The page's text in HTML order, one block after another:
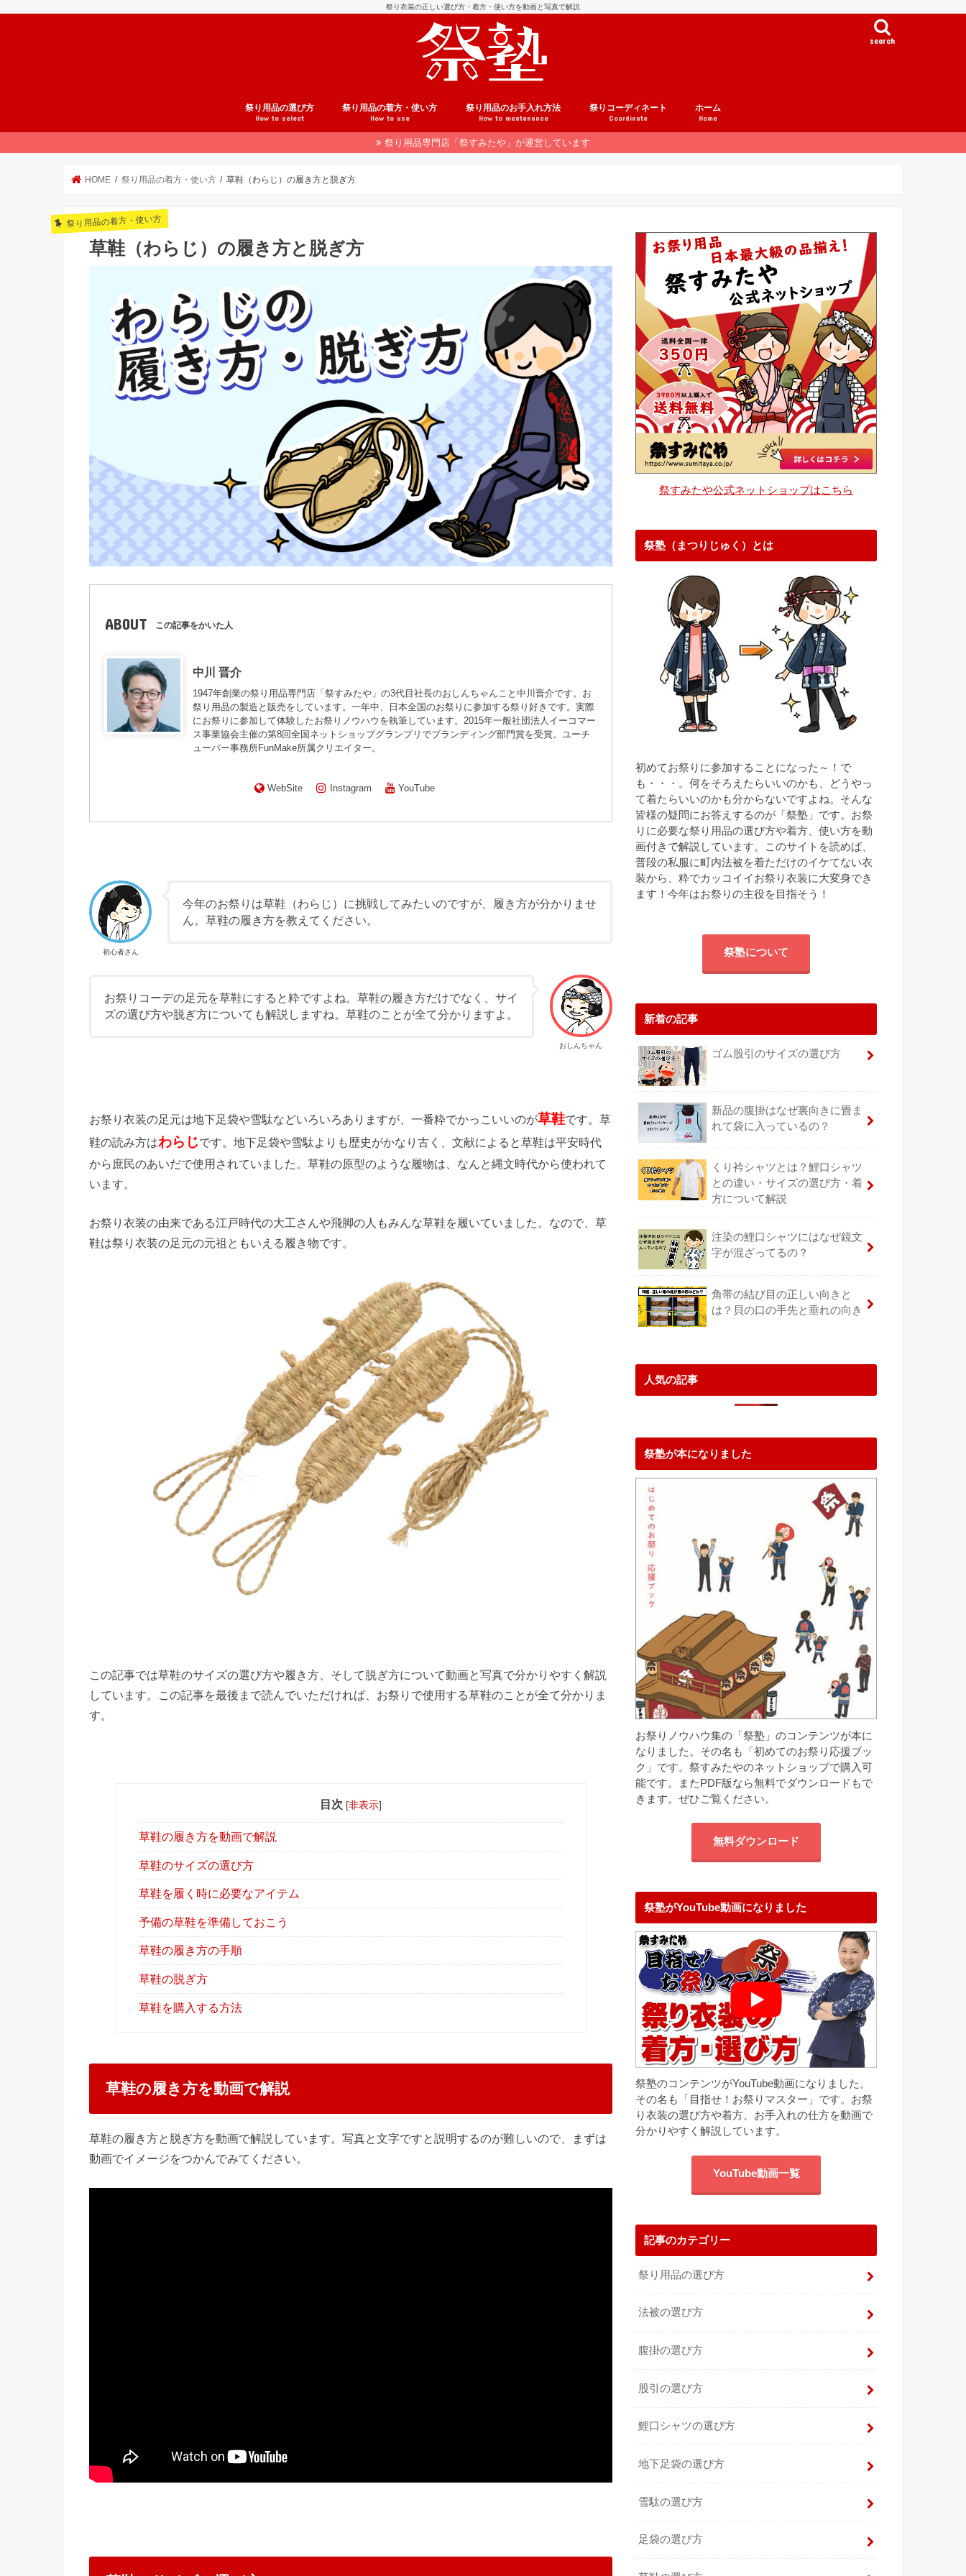
祭り衣装の正しい選び方・着方・使い方を動画と写真で解説
search
祭り用品の選び方
How to select
オーダーメイド祭り用品の注文方法
祭り用品の着方・使い方
How to use
法被の着方
腹掛の着方
股引の履き方
鯉口シャツの着方
帯の結び方
地下足袋の履き方
雪駄の履き方
足袋の履き方
草鞋の履き方
はちまきの巻き方
祭り小物の使い方
手ぬぐいの使い方
和楽器の使い方
祭りヘアアレンジ
着こなしテクニック
祭り用品のお手入れ方法
How to mentenance
法被のお手入れ
腹掛のお手入れ
股引のお手入れ
鯉口シャツのお手入れ
履き物のお手入れ
祭り小物のお手入れ
和楽器のお手入れ
祭りコーディネート
Coordinate
祭りコーデ事例集
ヘアアレンジ事例集
ホーム
Home
祭り用品専門店「祭すみたや」が運営しています
HOME 祭り用品の着方・使い方 草鞋（わらじ）の履き方と脱ぎ方
祭り用品の着方・使い方
草鞋（わらじ）の履き方と脱ぎ方
ABOUT この記事をかいた人
中川 晋介
1947年創業の祭り用品専門店「祭すみたや」の3代目社長のおしんちゃんこと中川晋介です。お
祭り用品の製造と販売をしています。一年中、日本全国のお祭りに参加する祭り好きです。実際
にお祭りに参加して体験したお祭りノウハウを執筆しています。2015年一般社団法人イーコマー
ス事業協会主催の第8回全国ネットショップグランプリでブランディング部門賞を受賞。ユーチ
ューバー事務所FunMake所属クリエイター。
WebSite Instagram YouTube
初心者さん
今年のお祭りは草鞋（わらじ）に挑戦してみたいのですが、履き方が分かりませ
ん。草鞋の履き方を教えてください。
おしんちゃん
お祭りコーデの足元を草鞋にすると粋ですよね。草鞋の履き方だけでなく、サイ
ズの選び方や脱ぎ方についても解説しますね。草鞋のことが全て分かりますよ。
お祭り衣装の足元は地下足袋や雪駄などいろいろありますが、一番粋でかっこいいのが草鞋です。草
鞋の読み方はわらじです。地下足袋や雪駄よりも歴史がかなり古く、文献によると草鞋は平安時代
から庶民のあいだで使用されていました。草鞋の原型のような履物は、なんと縄文時代から使われて
います。
お祭り衣装の由来である江戸時代の大工さんや飛脚の人もみんな草鞋を履いていました。なので、草
鞋は祭り衣装の足元の元祖ともいえる履き物です。
この記事では草鞋のサイズの選び方や履き方、そして脱ぎ方について動画と写真で分かりやすく解説
しています。この記事を最後まで読んでいただければ、お祭りで使用する草鞋のことが全て分かりま
す。
目次 [非表示]
草鞋の履き方を動画で解説
草鞋のサイズの選び方
草鞋を履く時に必要なアイテム
予備の草鞋を準備しておこう
草鞋の履き方の手順
草鞋の脱ぎ方
草鞋を購入する方法
草鞋の履き方を動画で解説
草鞋の履き方と脱ぎ方を動画で解説しています。写真と文字ですと説明するのが難しいので、まずは
動画でイメージをつかんでみてください。
祭すみたや公式ネットショップはこちら
祭塾（まつりじゅく）とは
初めてお祭りに参加することになった～！で
も・・・。何をそろえたらいいのかも、どうやっ
て着たらいいのかも分からないですよね。そんな
皆様の疑問にお答えするのが「祭塾」です。お祭
りに必要な祭り用品の選び方や着方、使い方を動
画付きで解説しています。このサイトを読めば、
普段の私服に町内法被を着ただけのイケてない衣
装から、粋でカッコイイお祭り衣装に大変身でき
ます！今年はお祭りの主役を目指そう！
祭塾について
新着の記事
ゴム股引のサイズの選び方
新品の腹掛はなぜ裏向きに畳ま
れて袋に入っているの？
くり衿シャツとは？鯉口シャツ
との違い・サイズの選び方・着
方について解説
注染の鯉口シャツにはなぜ鏡文
字が混ざってるの？
角帯の結び目の正しい向きと
は？貝の口の手先と垂れの向き
人気の記事
祭塾が本になりました
お祭りノウハウ集の「祭塾」のコンテンツが本に
なりました。その名も「初めてのお祭り応援ブッ
ク」です。祭すみたやのネットショップで購入可
能です。またPDF版なら無料でダウンロードもで
きます。ぜひご覧ください。
無料ダウンロード
祭塾がYouTube動画になりました
祭塾のコンテンツがYouTube動画になりました。
その名も「目指せ！お祭りマスター」です。お祭
り衣装の選び方や着方、お手入れの仕方を動画で
分かりやすく解説しています。
YouTube動画一覧
記事のカテゴリー
祭り用品の選び方
法被の選び方
腹掛の選び方
股引の選び方
鯉口シャツの選び方
地下足袋の選び方
雪駄の選び方
足袋の選び方